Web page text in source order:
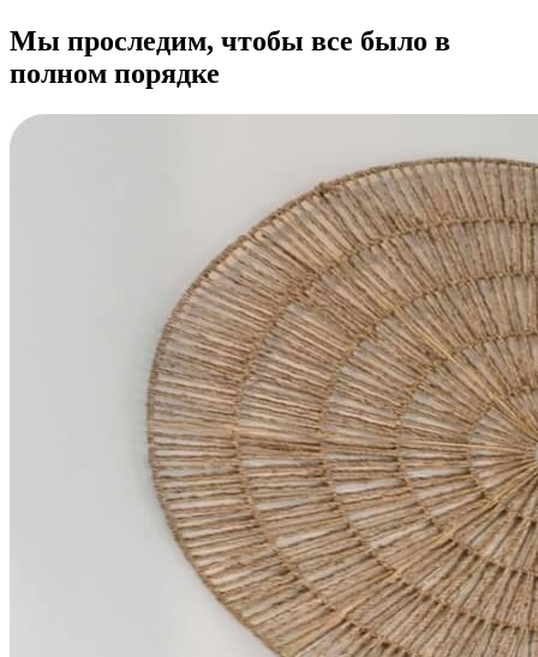
Мы проследим, чтобы все было в
полном порядке